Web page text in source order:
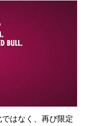
はなく、再び限定